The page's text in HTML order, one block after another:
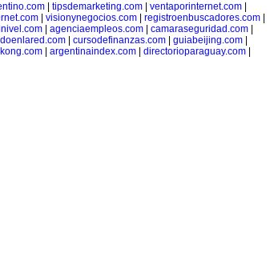
tipsdemarketing.com ventaporinternet.com
visionynegocios.com registroenbuscadores.com
| agenciaempleos.com| camaraseguridad.com|
| cursodefinanzas.com| guiabeijing.com|
| argentinaindex.com| directorioparaguay.com|